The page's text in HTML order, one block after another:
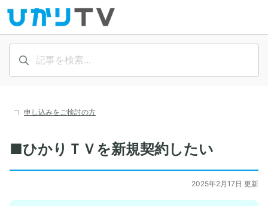
申し込みをご検討の方
■ひかりＴＶを新規契約したい
2025年2月17日 更新